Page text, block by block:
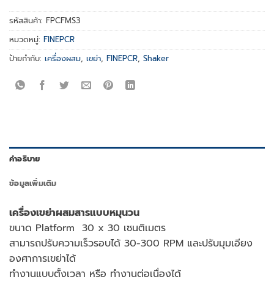
รหัสสินค้า: FPCFMS3
หมวดหมู่: FINEPCR
ป้ายกำกับ: เครื่องผสม, เขย่า, FINEPCR, Shaker
คำอธิบาย
ข้อมูลเพิ่มเติม
เครื่องเขย่าผสมสารแบบหมุนวน
ขนาด Platform 30 x 30 เซนติเมตร
สามารถปรับความเร็วรอบได้ 30-300 RPM และปรับมุมเอียง
องศาการเขย่าได้
ทำงานแบบตั้งเวลา หรือ ทำงานต่อเนื่องได้